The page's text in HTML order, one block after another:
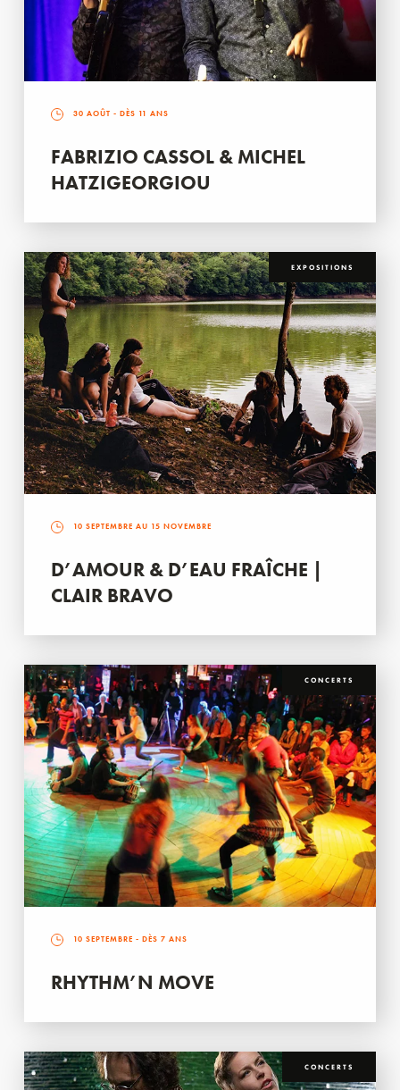
30 AOÛT - DÈS 11 ANS
FABRIZIO CASSOL & MICHEL
HATZIGEORGIOU
EXPOSITIONS
10 SEPTEMBRE AU 15 NOVEMBRE
D’AMOUR & D’EAU FRAÎCHE |
CLAIR BRAVO
CONCERTS
10 SEPTEMBRE - DÈS 7 ANS
RHYTHM’N MOVE
CONCERTS